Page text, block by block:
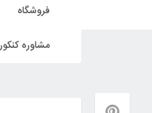
فروشگاه
مشاوره کنکور ۱۴۰۵ | تضمین قبولی